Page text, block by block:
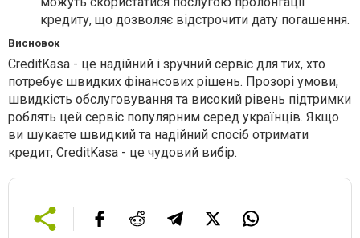
кредиту, що дозволяє відстрочити дату погашення.
Висновок
CreditKasa - це надійний і зручний сервіс для тих, хто
потребує швидких фінансових рішень. Прозорі умови,
швидкість обслуговування та високий рівень підтримки
роблять цей сервіс популярним серед українців. Якщо
ви шукаєте швидкий та надійний спосіб отримати
кредит, CreditKasa - це чудовий вибір.